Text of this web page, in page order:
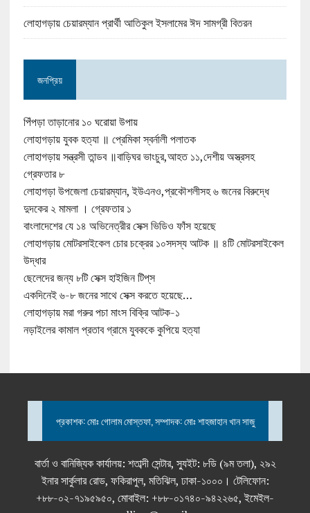
লোহাগড়ায় চেয়ারম্যান প্রার্থী আতিকুল ইসলামের ঈদ সামগ্রী বিতরন
জনপ্রিয়
পিঁপড়া তাড়ানোর ১০ ঘরোয়া উপায়
লোহাগড়ায় যুবক হত্যা ॥ প্রেমিকা স্বর্নালী পলাতক
লোহাগড়ায় সন্ত্রসী তান্ডব ॥বাড়িঘর ভাংচুর,আহত ১১,দেশীয় অস্ত্রসহ
গ্রেফতার ৮
লোহাগড়া উপজেলা চেয়ারম্যান, ইউএনও,প্রকৌশলীসহ ৬ জনের বিরুদ্ধে
দুদকের ২ মামলা । গ্রেফতার ১
বাংলাদেশের যে ১৪ অভিনেত্রীর সেক্স ভিডিও ফাঁস হয়েছে
লোহাগড়ায় মোটরসাইকেল চোর চক্রের ১০সদস্য আটক ॥ ৪টি মোটরসাইকেল
উদ্ধার
ছেলেদের জন্য ৮টি সেক্স হাইজিন টিপ্‌স
একদিনেই ৬-৮ জনের সাথে সেক্স করতে হয়েছে…
লোহাগড়ায় মরা গরুর পচা মাংস বিক্রি আটক-১
নড়াইলের কামাল প্রতাব গ্রামে যুবককে কুপিয়ে হত্যা
প্রকাশক: মোঃ গোলাম মোস্তফা, সম্পাদক: মোঃ শাহজাহান খান সাজু
বার্তা ও বানিজ্যিক কার্যালয়: শতাব্দী সেন্টার, স্যুইট: ৮ডি (৯ম তলা), ২৯২
ইনার সার্কুলার রোড, ফকিরাপুল, মতিঝিল, ঢাকা-১০০০। টেলিফোন:
+৮৮-০২-৭১৯৫৯৫০, মোবাইল: +৮৮-০১৭৪০-৯৪২২৬৫, ইমেইল-